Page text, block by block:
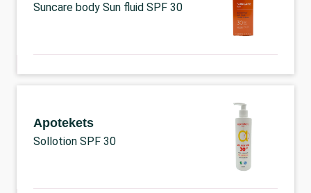
Suncare body Sun fluid SPF 30
Apotekets
Sollotion SPF 30